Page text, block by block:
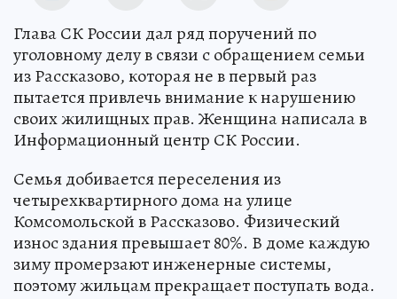
Глава СК России дал ряд поручений по
уголовному делу в связи с обращением семьи
из Рассказово, которая не в первый раз
пытается привлечь внимание к нарушению
своих жилищных прав. Женщина написала в
Информационный центр СК России.
Семья добивается переселения из
четырехквартирного дома на улице
Комсомольской в Рассказово. Физический
износ здания превышает 80%. В доме каждую
зиму промерзают инженерные системы,
поэтому жильцам прекращает поступать вода.